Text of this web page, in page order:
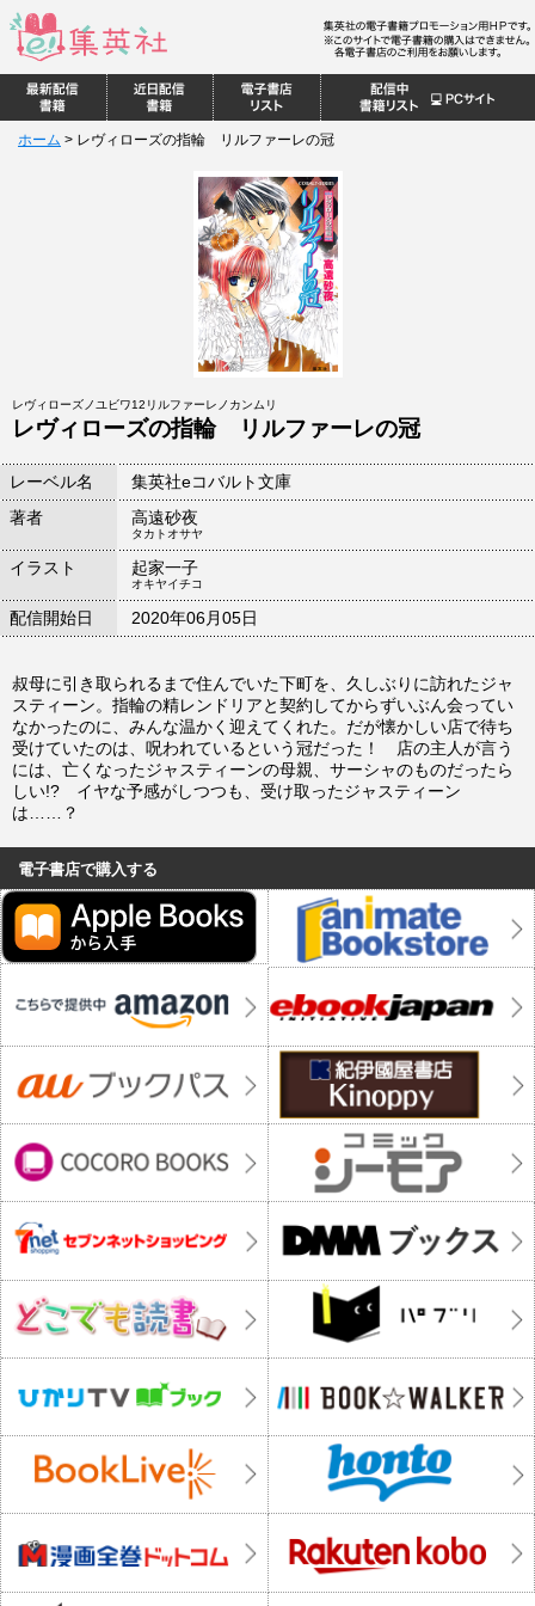
ホーム > レヴィローズの指輪 リルファーレの冠
レヴィローズノユビワ12リルファーレノカンムリ
レヴィローズの指輪 リルファーレの冠
レーベル名
集英社eコバルト文庫
著者
高遠砂夜
タカトオサヤ
イラスト 起家一子
オキヤイチコ
配信開始日 2020年06月05日
叔母に引き取られるまで住んでいた下町を、久しぶりに訪れたジャ
スティーン。指輪の精レンドリアと契約してからずいぶん会ってい
なかったのに、みんな温かく迎えてくれた。だが懐かしい店で待ち
受けていたのは、呪われているという冠だった！ 店の主人が言う
には、亡くなったジャスティーンの母親、サーシャのものだったら
しい!? イヤな予感がしつつも、受け取ったジャスティーン
は……？
電子書店で購入する